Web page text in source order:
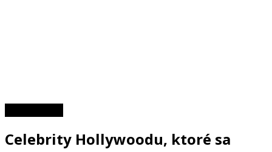
Celebrity Hollywoodu, ktoré sa